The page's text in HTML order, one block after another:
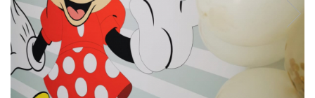
Pachete marturii
Pungi si cutii prajituri
Sticle si borcane
Cutii flori de hartie
Cutii flori de sapun
Cutii flori mixte
Cutii LUX
Aranjamente tematice